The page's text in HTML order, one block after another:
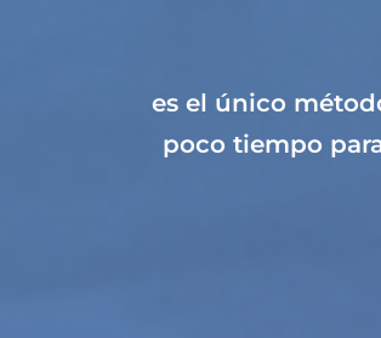
es el único
poco tiempo